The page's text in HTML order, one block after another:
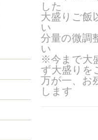
した
大盛りご飯
い
分量の微調
い
※今まで大
ず大盛りを
万が一、お
します